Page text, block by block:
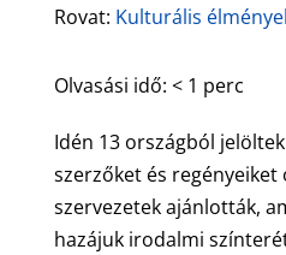
Rovat: Kulturális
Olvasási idő: < 1 perc
Idén 13 országból
szerzőket és regényeiket
szervezetek ajánlották,
hazájuk irodalmi